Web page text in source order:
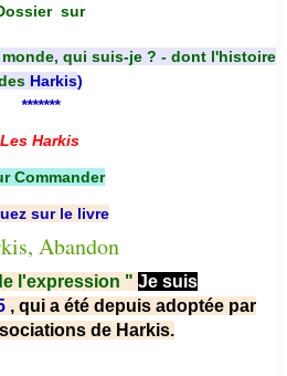
sur
qui suis-je ? - dont l'histoire
Harkis)
*******
Les Harkis
Commander
sur le livre
l'expression " Je suis
, qui a été depuis adoptée par
de Harkis.